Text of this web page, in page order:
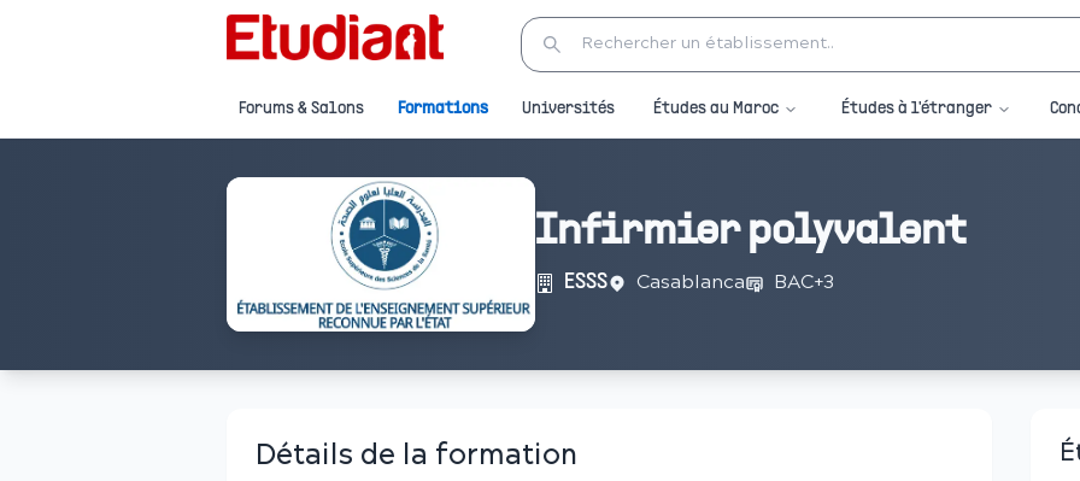
Forums & Salons Formations Universités Études au Maroc Études à l'étranger
Infirmier polyvalent
ESSS Casablanca BAC+3
Détails de la formation